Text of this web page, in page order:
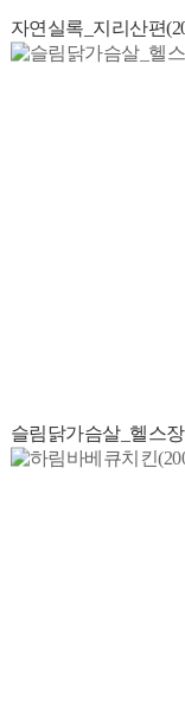
자연실록_지리산편
슬림닭가슴살_헬스